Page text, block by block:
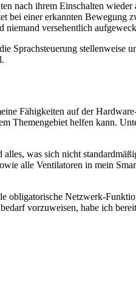
nach ihrem Einschalten
bei einer erkannten
niemand versehentlich
Sprachsteuerung
Fähigkeiten auf der
Themengebiet helfen kann.
alles, was sich nicht
alle Ventilatoren in mein
Netzwerk-
vorzuweisen, habe ich